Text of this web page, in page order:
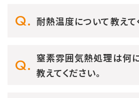
耐熱温度について教えて
窒素雰囲気熱処理は何
教えてください。